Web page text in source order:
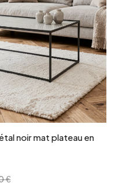
au panier
noir mat plateau en
€